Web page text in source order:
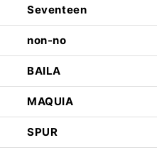
Seventeen
non-no
BAILA
MAQUIA
SPUR